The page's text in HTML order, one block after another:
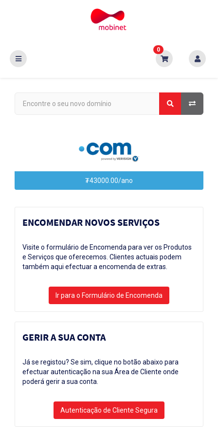
0
₮43000.00/ano
ENCOMENDAR NOVOS SERVIÇOS
Visite o formulário de Encomenda para ver os Produtos
e Serviços que oferecemos. Clientes actuais podem
também aqui efectuar a encomenda de extras.
GERIR A SUA CONTA
Já se registou? Se sim, clique no botão abaixo para
efectuar autenticação na sua Área de Cliente onde
poderá gerir a sua conta.